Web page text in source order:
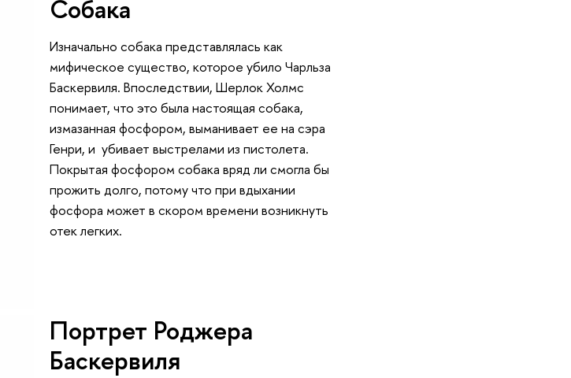
Собака
Изначально собака представлялась как
мифическое существо, которое убило Чарльза
Баскервиля. Впоследствии, Шерлок Холмс
понимает, что это была настоящая собака,
измазанная фосфором, выманивает ее на сэра
Генри, и убивает выстрелами из пистолета.
Покрытая фосфором собака вряд ли смогла бы
прожить долго, потому что при вдыхании
фосфора может в скором времени возникнуть
отек легких.
Портрет Роджера
Баскервиля